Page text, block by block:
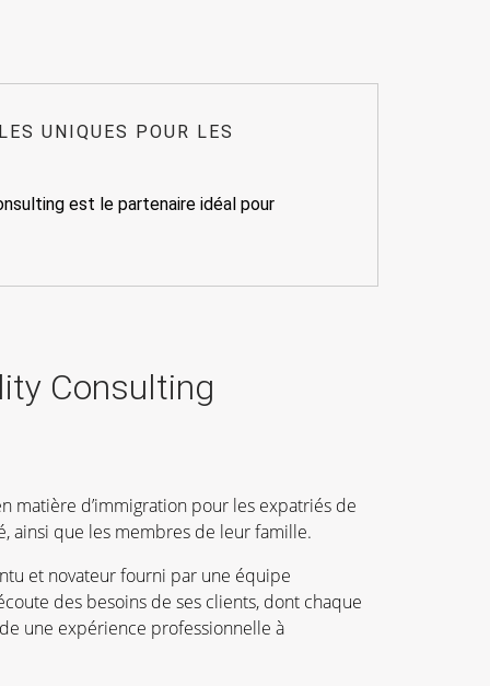
UNIQUES POUR LES
est le partenaire idéal pour
Consulting
matière d’immigration pour les expatriés de
ainsi que les membres de leur famille.
et novateur fourni par une équipe
des besoins de ses clients, dont chaque
une expérience professionnelle à